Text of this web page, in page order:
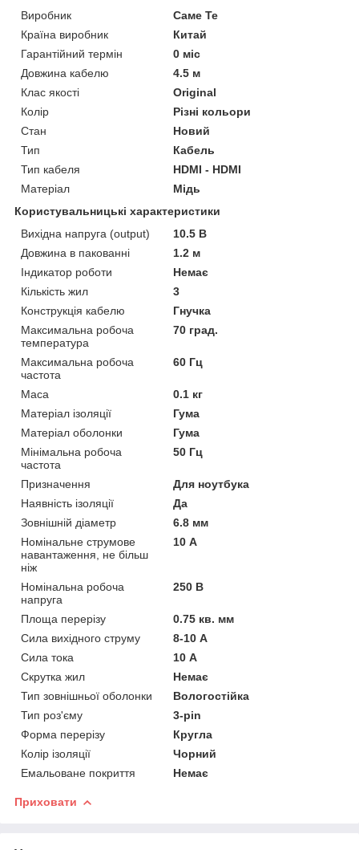
Виробник
Саме Те
Країна виробник
Китай
Гарантійний термін
0 міс
Довжина кабелю
4.5 м
Клас якості
Original
Колір
Різні кольори
Стан
Новий
Тип
Кабель
Тип кабеля
HDMI - HDMI
Матеріал
Мідь
Користувальницькі характеристики
Вихідна напруга (output)
10.5 В
Довжина в пакованні
1.2 м
Індикатор роботи
Немає
Кількість жил
3
Конструкція кабелю
Гнучка
Максимальна робоча
температура
70 град.
Максимальна робоча
частота
60 Гц
Маса
0.1 кг
Матеріал ізоляції
Гума
Матеріал оболонки
Гума
Мінімальна робоча
частота
50 Гц
Призначення
Для ноутбука
Наявність ізоляції
Да
Зовнішній діаметр
6.8 мм
Номінальне струмове
навантаження, не більш
ніж
10 А
Номінальна робоча
напруга
250 В
Площа перерізу
0.75 кв. мм
Сила вихідного струму
8-10 А
Сила тока
10 А
Скрутка жил
Немає
Тип зовнішньої оболонки
Вологостійка
Тип роз'єму
3-pin
Форма перерізу
Кругла
Колір ізоляції
Чорний
Емальоване покриття
Немає
Приховати